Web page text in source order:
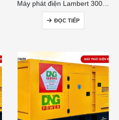
ĐỌC TIẾP